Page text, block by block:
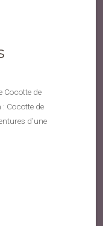
Cocotte de
: Cocotte de
d’une